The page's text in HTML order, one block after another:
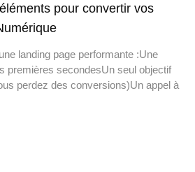
pour convertir vos
landing page performante :Une
premières secondesUn seul objectif
perdez des conversions)Un appel à